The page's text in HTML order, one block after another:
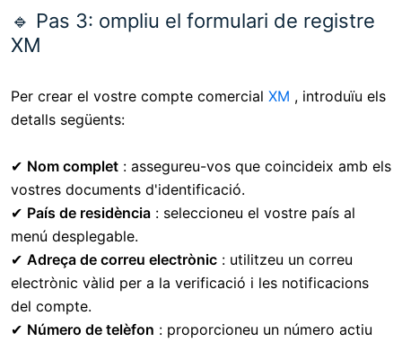
🔹 Pas 3: ompliu el formulari de registre
XM
Per crear el vostre compte comercial XM , introduïu els
detalls següents:
✔ Nom complet : assegureu-vos que coincideix amb els
vostres documents d'identificació.
✔ País de residència : seleccioneu el vostre país al
menú desplegable.
✔ Adreça de correu electrònic : utilitzeu un correu
electrònic vàlid per a la verificació i les notificacions
del compte.
✔ Número de telèfon : proporcioneu un número actiu